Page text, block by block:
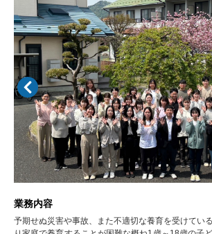
業務内容
予期せぬ災害や事故、また不適切な養育を受けてい